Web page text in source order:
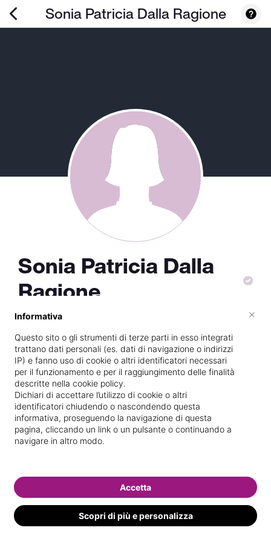
Sonia Patricia Dalla Ragione
Sonia Patricia Dalla
Ragione
Specializzata inMassaggi del
benessere
Vedi le informazioni di Sonia Patricia
Informativa
Questo sito o gli strumenti di terze parti in esso integrati
trattano dati personali (es. dati di navigazione o indirizzi
IP) e fanno uso di cookie o altri identificatori necessari
per il funzionamento e per il raggiungimento delle finalità
descritte nella cookie policy.
Dichiari di accettare l’utilizzo di cookie o altri
identificatori chiudendo o nascondendo questa
informativa, proseguendo la navigazione di questa
pagina, cliccando un link o un pulsante o continuando a
navigare in altro modo.
Scopri di più e personalizza
Accetta
×